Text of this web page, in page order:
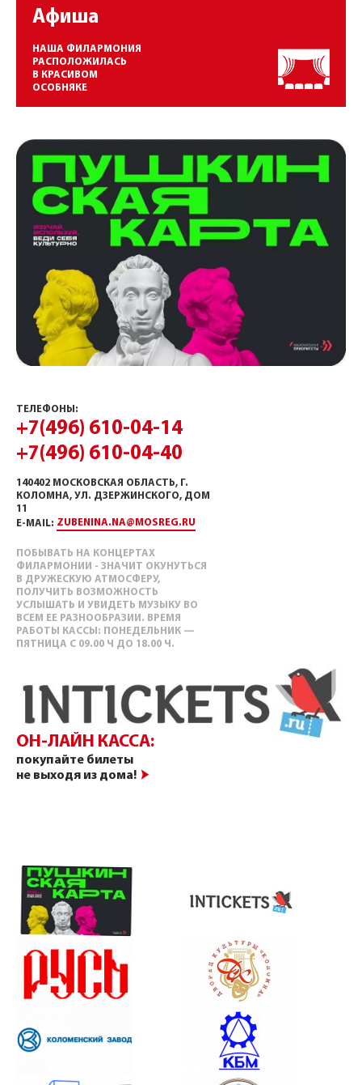
Афиша
НАША ФИЛАРМОНИЯ
РАСПОЛОЖИЛАСЬ
В КРАСИВОМ
ОСОБНЯКЕ
ТЕЛЕФОНЫ:
+7(496) 610-04-14
+7(496) 610-04-40
140402 МОСКОВСКАЯ ОБЛАСТЬ, Г.
КОЛОМНА, УЛ. ДЗЕРЖИНСКОГО, ДОМ
11
E-MAIL: ZUBENINA.NA@MOSREG.RU
ПОБЫВАТЬ НА КОНЦЕРТАХ
ФИЛАРМОНИИ - ЗНАЧИТ ОКУНУТЬСЯ
В ДРУЖЕСКУЮ АТМОСФЕРУ,
ПОЛУЧИТЬ ВОЗМОЖНОСТЬ
УСЛЫШАТЬ И УВИДЕТЬ МУЗЫКУ ВО
ВСЕМ ЕЕ РАЗНООБРАЗИИ. ВРЕМЯ
РАБОТЫ КАССЫ: ПОНЕДЕЛЬНИК —
ПЯТНИЦА С 09.00 Ч ДО 18.00 Ч.
ОН-ЛАЙН КАССА:
покупайте билеты
не выходя из дома!